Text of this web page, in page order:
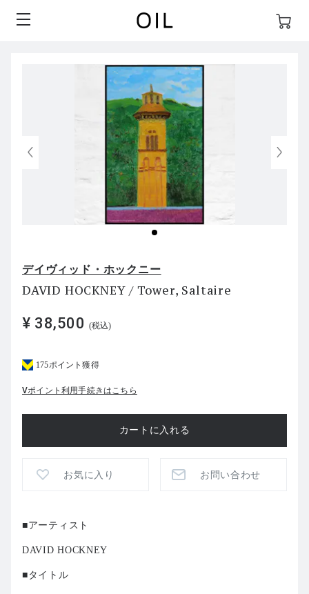
デイヴィッド・ホックニー
DAVID HOCKNEY / Tower, Saltaire
¥ 38,500 (税込)
175ポイント獲得
Vポイント利用手続きはこちら
お気に入り お問い合わせ
■アーティスト
DAVID HOCKNEY
■タイトル